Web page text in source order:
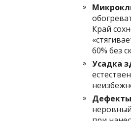
Край
60% без
Усадка
Дефекты